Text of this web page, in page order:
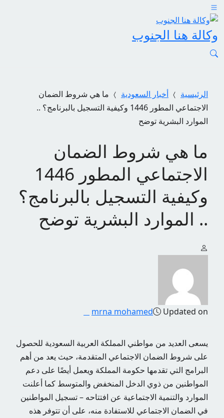
وكالة هنا الجنوب
الرئيسية أخبار السعودية
ما هي شروط الضمان
الاجتماعي المطور 1446 وكيفية التسجيل بالبرنامج؟ ..
الموارد البشرية توضح
ما هي شروط الضمان
الاجتماعي المطور 1446
وكيفية التسجيل بالبرنامج؟
.. الموارد البشرية توضح
mrna mohamed Updated on
يسعى العديد من مواطني المملكة العربية السعودية للحصول
على شروط الضمان الاجتماعي المتقدمة، حيث يعد من أهم
البرامج التي تقدمها حكومة المملكة ويعمل أيضًا على دعم
المواطنين من ذوي الدخل المنخفض والمتوسط ​​كما أعلنت
الموارد والتنمية الاجتماعية عن افتتاحه – تسجيل المواطنين
في الضمان الاجتماعي للاستفادة منه، على أن تتوفر هذه